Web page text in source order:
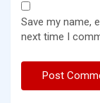
Save my name,
next time I